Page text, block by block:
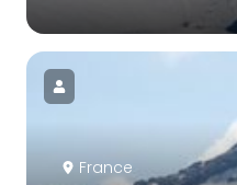
France